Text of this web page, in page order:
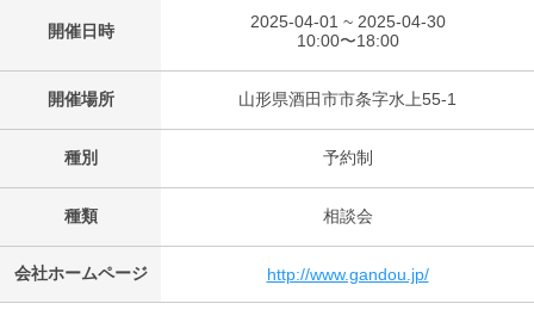
開催日時
2025-04-01 ~ 2025-04-30
10:00〜18:00
開催場所 山形県酒田市市条字水上55-1
種別 予約制
種類 相談会
会社ホームページ http://www.gandou.jp/